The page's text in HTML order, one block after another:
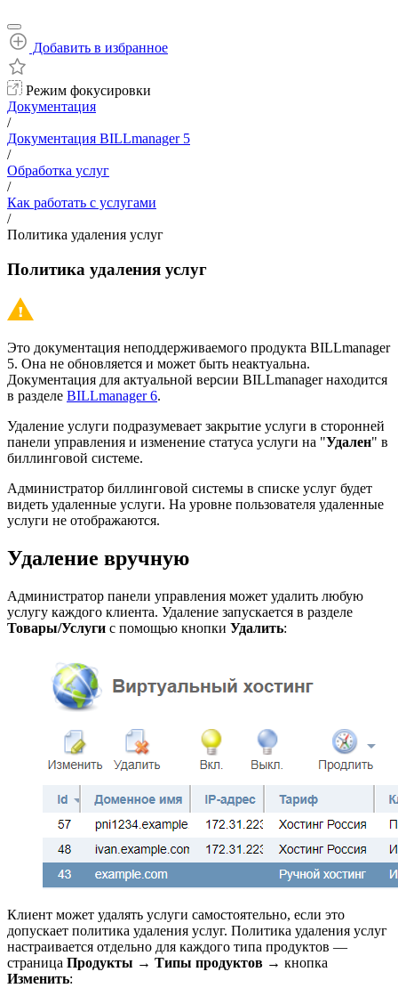
Добавить в избранное
Режим фокусировки
Документация
/
Документация BILLmanager 5
/
Обработка услуг
/
Как работать с услугами
/
Политика удаления услуг
Политика удаления услуг
Это документация неподдерживаемого продукта BILLmanager
5. Она не обновляется и может быть неактуальна.
Документация для актуальной версии BILLmanager находится
в разделе BILLmanager 6.
Удаление услуги подразумевает закрытие услуги в сторонней
панели управления и изменение статуса услуги на "Удален" в
биллинговой системе.
Администратор биллинговой системы в списке услуг будет
видеть удаленные услуги. На уровне пользователя удаленные
услуги не отображаются.
Удаление вручную
Администратор панели управления может удалить любую
услугу каждого клиента. Удаление запускается в разделе
Товары/Услуги с помощью кнопки Удалить:
Клиент может удалять услуги самостоятельно, если это
допускает политика удаления услуг. Политика удаления услуг
настраивается отдельно для каждого типа продуктов —
страница Продукты → Типы продуктов → кнопка
Изменить: